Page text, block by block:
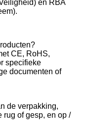
en RBA
CE, RoHS,
specifieke
documenten of
de verpakking,
rug of gesp, en op /